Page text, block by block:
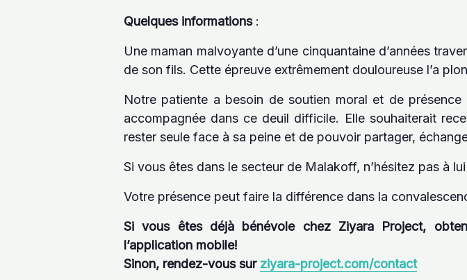
Quelques informations:
Une maman malvoyante d’une cinquantaine d’années
de son fils. Cette épreuve extrêmement douloureuse l’a
Notre patiente a besoin de soutien moral et de
accompagnée dans ce deuil difficile. Elle souhaiterait
rester seule face à sa peine et de pouvoir partager,
Si vous êtes dans le secteur de Malakoff, n’hésitez pas à
Votre présence peut faire la différence dans la
Si vous êtes déjà bénévole chez Ziyara Project,
l’application mobile!
Sinon, rendez-vous sur ziyara-project.com/contact